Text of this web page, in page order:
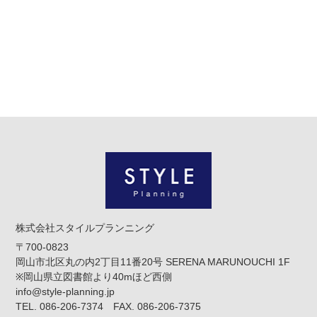
株式会社スタイルプランニング
〒700-0823
岡山市北区丸の内2丁目11番20号 SERENA MARUNOUCHI 1F
※岡山県立図書館より40mほど西側
info@style-planning.jp
TEL. 086-206-7374 FAX. 086-206-7375